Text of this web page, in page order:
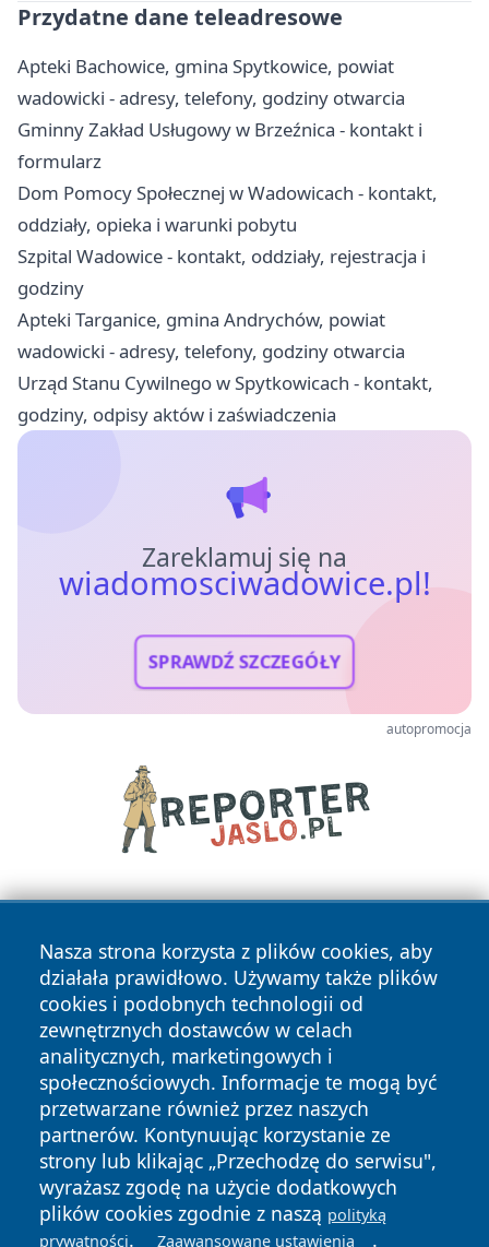
Przydatne dane teleadresowe
Apteki Bachowice, gmina Spytkowice, powiat
wadowicki - adresy, telefony, godziny otwarcia
Gminny Zakład Usługowy w Brzeźnica - kontakt i
formularz
Dom Pomocy Społecznej w Wadowicach - kontakt,
oddziały, opieka i warunki pobytu
Szpital Wadowice - kontakt, oddziały, rejestracja i
godziny
Apteki Targanice, gmina Andrychów, powiat
wadowicki - adresy, telefony, godziny otwarcia
Urząd Stanu Cywilnego w Spytkowicach - kontakt,
godziny, odpisy aktów i zaświadczenia
Zareklamuj się na
wiadomosciwadowice.pl!
SPRAWDŹ SZCZEGÓŁY
autopromocja
Nasza strona korzysta z plików cookies, aby
działała prawidłowo. Używamy także plików
cookies i podobnych technologii od
zewnętrznych dostawców w celach
analitycznych, marketingowych i
społecznościowych. Informacje te mogą być
przetwarzane również przez naszych
partnerów. Kontynuując korzystanie ze
strony lub klikając „Przechodzę do serwisu",
wyrażasz zgodę na użycie dodatkowych
plików cookies zgodnie z naszą polityką
prywatności. Zaawansowane ustawienia .
Copyright © 2026 wiadomosciwadowice.pl Wszystkie prawa
zastrzeżone.
News Autorzy
Polityka
Prywatności
Polityka
Cookies